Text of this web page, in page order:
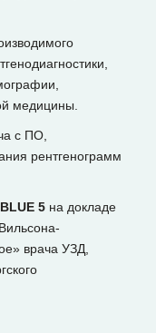
медицины.
с ПО,
рентгенограмм
5 на докладе
врача УЗД,